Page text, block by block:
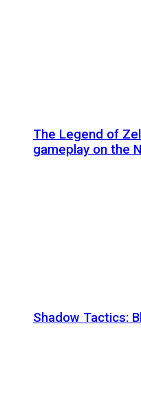
The Legend of
gameplay on the
Shadow Tactics: